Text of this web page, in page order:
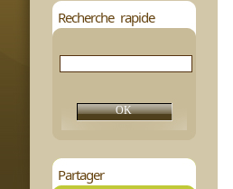
Recherche rapide
Partager